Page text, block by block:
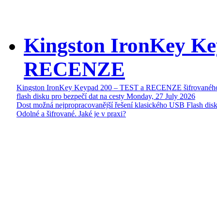
Kingston IronKey
RECENZE
Kingston IronKey Keypad 200 – TEST a RECENZE
flash disku pro bezpečí dat na cesty Monday, 27 July 2026
Dost možná nejpropracovanější řešení klasického USB Flash
Odolné a šifrované. Jaké je v praxi?